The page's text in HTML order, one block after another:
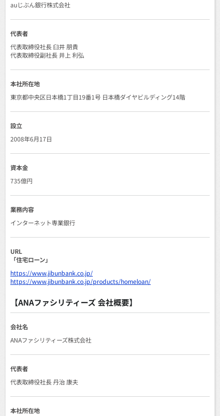
auじぶん銀行株式会社
代表者
代表取締役社長 臼井 朋貴
代表取締役副社長 井上 利弘
本社所在地
東京都中央区日本橋1丁目19番1号 日本橋ダイヤビルディング14階
設立
2008年6月17日
資本金
735億円
業務内容
インターネット専業銀行
URL
「住宅ローン」
https://www.jibunbank.co.jp/
https://www.jibunbank.co.jp/products/homeloan/
【ANAファシリティーズ 会社概要】
会社名
ANAファシリティーズ株式会社
代表者
代表取締役社長 丹治 康夫
本社所在地